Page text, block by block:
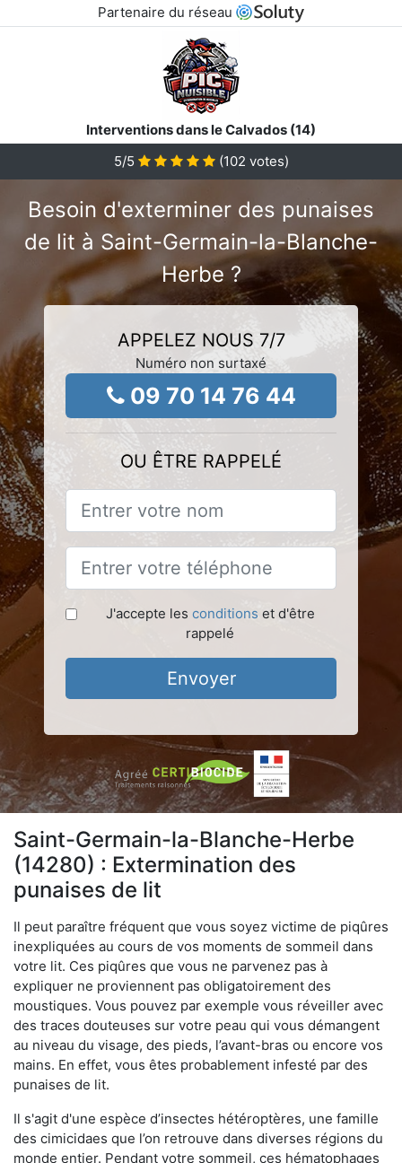
Partenaire du réseau
Interventions dans le Calvados (14)
5/5 (102 votes)
Besoin d'exterminer des punaises
de lit à Saint-Germain-la-Blanche-
Herbe ?
APPELEZ NOUS 7/7
Numéro non surtaxé
09 70 14 76 44
OU ÊTRE RAPPELÉ
J'accepte les conditions et d'être
rappelé
Envoyer
Saint-Germain-la-Blanche-Herbe
(14280) : Extermination des
punaises de lit
Il peut paraître fréquent que vous soyez victime de piqûres
inexpliquées au cours de vos moments de sommeil dans
votre lit. Ces piqûres que vous ne parvenez pas à
expliquer ne proviennent pas obligatoirement des
moustiques. Vous pouvez par exemple vous réveiller avec
des traces douteuses sur votre peau qui vous démangent
au niveau du visage, des pieds, l’avant-bras ou encore vos
mains. En effet, vous êtes probablement infesté par des
punaises de lit.
Il s'agit d'une espèce d’insectes hétéroptères, une famille
des cimicidaes que l’on retrouve dans diverses régions du
monde entier. Pendant votre sommeil, ces hématophages